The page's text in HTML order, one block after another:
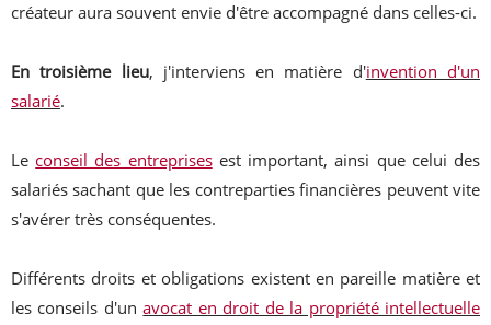
créateur aura souvent envie d'être accompagné dans celles-ci.
En troisième lieu, j'interviens en matière d'invention d'un
salarié.
Le conseil des entreprisesest important, ainsi que celui des
salariés sachant que les contreparties financières peuvent vite
s'avérer très conséquentes.
Différents droits et obligations existent en pareille matière et
les conseils d'unavocat en droit de la propriété intellectuelle